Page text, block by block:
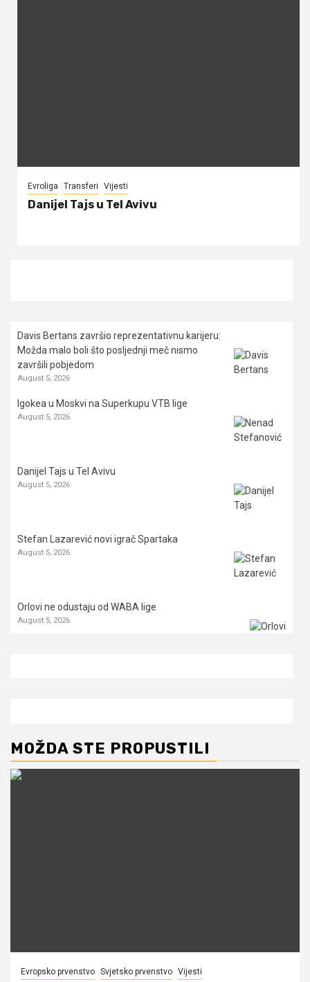
Evroliga Transferi Vijesti
Danijel Tajs u Tel Avivu
Davis Bertans završio reprezentativnu karijeru:
Možda malo boli što posljednji meč nismo
završili pobjedom
August 5, 2026
Igokea u Moskvi na Superkupu VTB lige
August 5, 2026
Danijel Tajs u Tel Avivu
August 5, 2026
Stefan Lazarević novi igrač Spartaka
August 5, 2026
Orlovi ne odustaju od WABA lige
August 5, 2026
MOŽDA STE PROPUSTILI
Evropsko prvenstvo Svjetsko prvenstvo Vijesti